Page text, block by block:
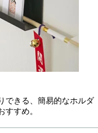
できる、簡易的なホルダ
すすめ。